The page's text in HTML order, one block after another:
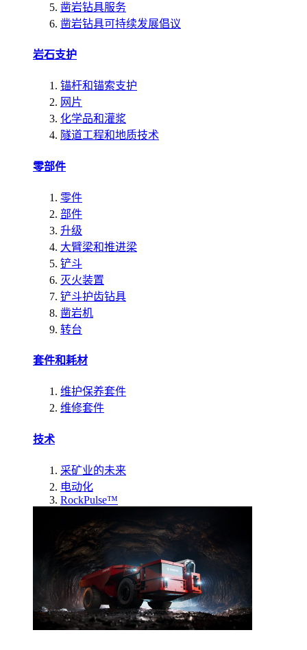
凿岩钻具服务
凿岩钻具可持续发展倡议
岩石支护
锚杆和锚索支护
网片
化学品和灌浆
隧道工程和地质技术
零部件
零件
部件
升级
大臂梁和推进梁
铲斗
灭火装置
铲斗护齿钻具
凿岩机
转台
套件和耗材
维护保养套件
维修套件
技术
采矿业的未来
电动化
RockPulse™